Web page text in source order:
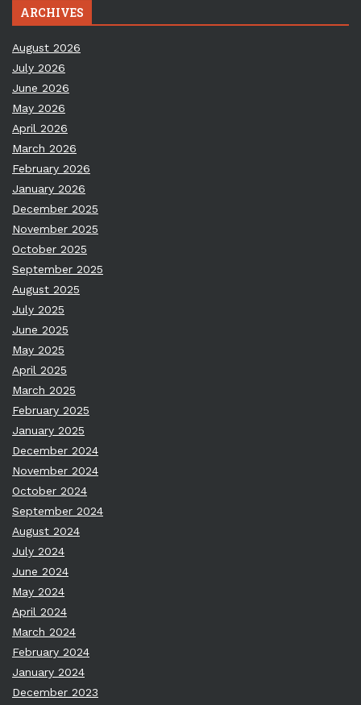
ARCHIVES
August 2026
July 2026
June 2026
May 2026
April 2026
March 2026
February 2026
January 2026
December 2025
November 2025
October 2025
September 2025
August 2025
July 2025
June 2025
May 2025
April 2025
March 2025
February 2025
January 2025
December 2024
November 2024
October 2024
September 2024
August 2024
July 2024
June 2024
May 2024
April 2024
March 2024
February 2024
January 2024
December 2023